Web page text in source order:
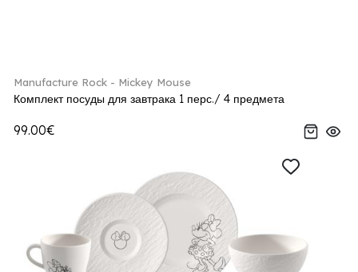
Manufacture Rock - Mickey Mouse
Комплект посуды для завтрака 1 перс./ 4 предмета
99.00€